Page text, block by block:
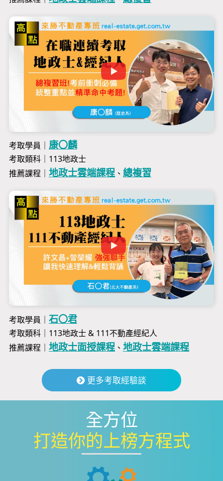
考取學員｜ 康〇麟
考取類科｜113地政士
推薦課程｜ 地政士雲端課程、 總複習
考取學員｜ 石〇君
考取類科｜113地政士 & 111不動產經紀人
推薦課程｜ 地政士面授課程、 地政士雲端課程
更多考取經驗談
全方位
打造你的上榜方程式